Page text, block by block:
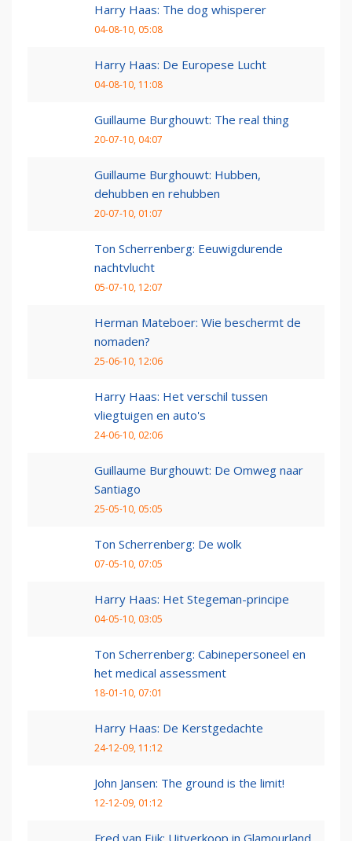
Harry Haas: The dog whisperer
04-08-10, 05:08
Harry Haas: De Europese Lucht
04-08-10, 11:08
Guillaume Burghouwt: The real thing
20-07-10, 04:07
Guillaume Burghouwt: Hubben,
dehubben en rehubben
20-07-10, 01:07
Ton Scherrenberg: Eeuwigdurende
nachtvlucht
05-07-10, 12:07
Herman Mateboer: Wie beschermt de
nomaden?
25-06-10, 12:06
Harry Haas: Het verschil tussen
vliegtuigen en auto's
24-06-10, 02:06
Guillaume Burghouwt: De Omweg naar
Santiago
25-05-10, 05:05
Ton Scherrenberg: De wolk
07-05-10, 07:05
Harry Haas: Het Stegeman-principe
04-05-10, 03:05
Ton Scherrenberg: Cabinepersoneel en
het medical assessment
18-01-10, 07:01
Harry Haas: De Kerstgedachte
24-12-09, 11:12
John Jansen: The ground is the limit!
12-12-09, 01:12
Fred van Eijk: Uitverkoop in Glamourland